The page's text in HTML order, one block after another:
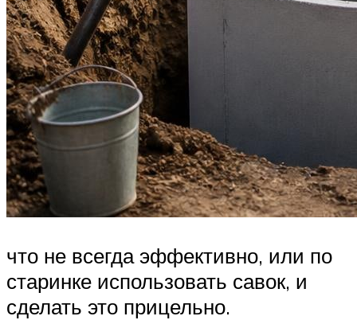
что не всегда эффективно, или по
старинке использовать савок, и
сделать это прицельно.